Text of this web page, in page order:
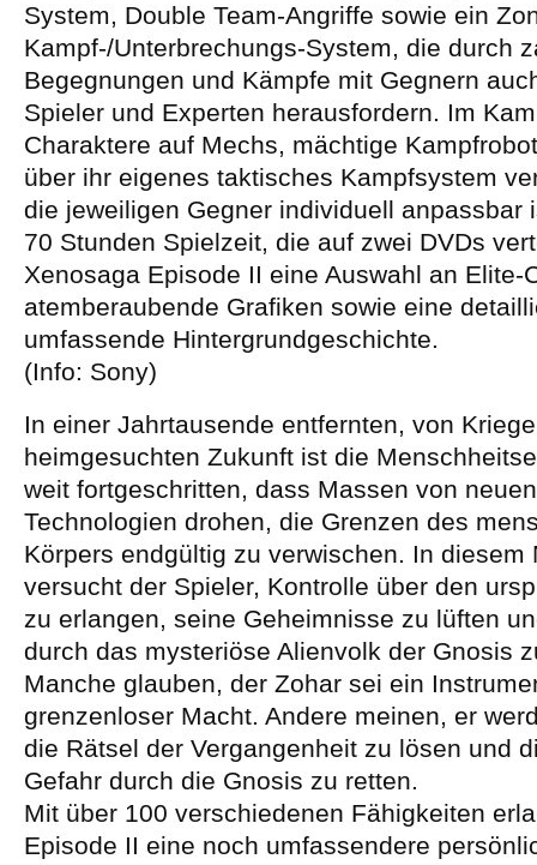
System, Double Team-Angriffe sowie ein
Kampf-/Unterbrechungs-System, die durch
Begegnungen und Kämpfe mit Gegnern
Spieler und Experten herausfordern. Im
Charaktere auf Mechs, mächtige
über ihr eigenes taktisches Kampfsystem
die jeweiligen Gegner individuell anpassbar
70 Stunden Spielzeit, die auf zwei DVDs
Xenosaga Episode II eine Auswahl an Elite-
atemberaubende Grafiken sowie eine
umfassende Hintergrundgeschichte.
(Info: Sony)
In einer Jahrtausende entfernten, von
heimgesuchten Zukunft ist die
weit fortgeschritten, dass Massen von
Technologien drohen, die Grenzen des
Körpers endgültig zu verwischen. In diesem
versucht der Spieler, Kontrolle über den
zu erlangen, seine Geheimnisse zu lüften
durch das mysteriöse Alienvolk der Gnosis
Manche glauben, der Zohar sei ein
grenzenloser Macht. Andere meinen, er
die Rätsel der Vergangenheit zu lösen und
Gefahr durch die Gnosis zu retten.
Mit über 100 verschiedenen Fähigkeiten
Episode II eine noch umfassendere